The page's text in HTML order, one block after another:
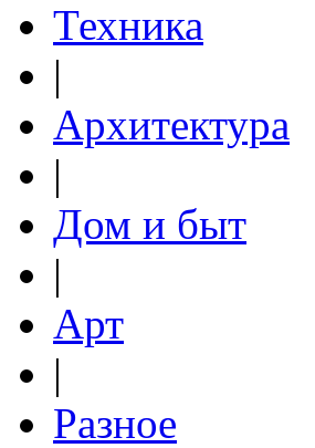
Техника
|
Архитектура
|
Дом и быт
|
Арт
|
Разное